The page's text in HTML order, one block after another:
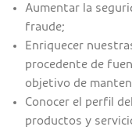
Aumentar la
fraude;
Enriquecer
procedente de
objetivo de
Conocer el perfil
productos y